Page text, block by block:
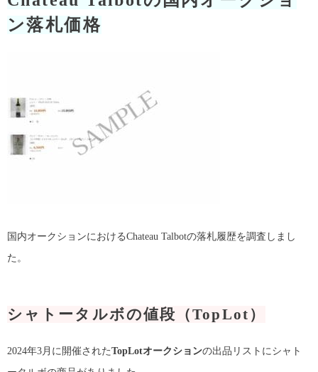
ン落札価格
国内オークションにおけるChateau Talbotの落札履歴を調査しまし
た。
シャトータルボの値段（TopLot）
2024年3月に開催されたTopLotオークションの出品リストにシャト